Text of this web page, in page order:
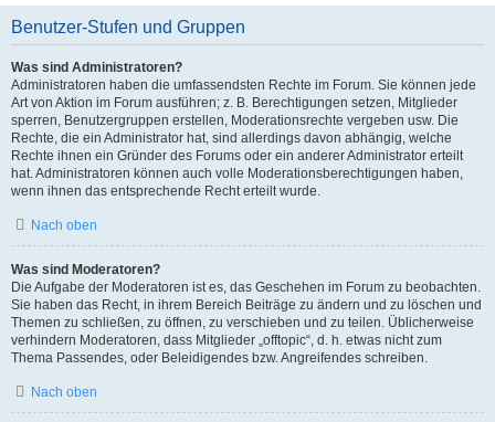
Benutzer-Stufen und Gruppen
Was sind Administratoren?
Administratoren haben die umfassendsten Rechte im Forum. Sie können jede
Art von Aktion im Forum ausführen; z. B. Berechtigungen setzen, Mitglieder
sperren, Benutzergruppen erstellen, Moderationsrechte vergeben usw. Die
Rechte, die ein Administrator hat, sind allerdings davon abhängig, welche
Rechte ihnen ein Gründer des Forums oder ein anderer Administrator erteilt
hat. Administratoren können auch volle Moderationsberechtigungen haben,
wenn ihnen das entsprechende Recht erteilt wurde.
Nach oben
Was sind Moderatoren?
Die Aufgabe der Moderatoren ist es, das Geschehen im Forum zu beobachten.
Sie haben das Recht, in ihrem Bereich Beiträge zu ändern und zu löschen und
Themen zu schließen, zu öffnen, zu verschieben und zu teilen. Üblicherweise
verhindern Moderatoren, dass Mitglieder „offtopic“, d. h. etwas nicht zum
Thema Passendes, oder Beleidigendes bzw. Angreifendes schreiben.
Nach oben